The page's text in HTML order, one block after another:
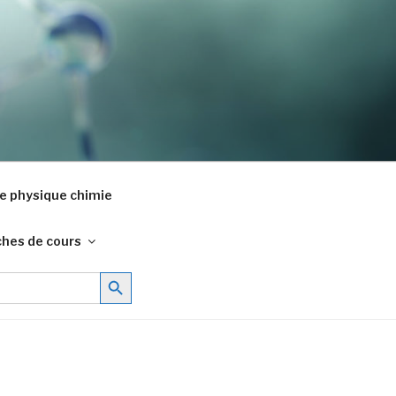
physique chimie
de cours
Search Button